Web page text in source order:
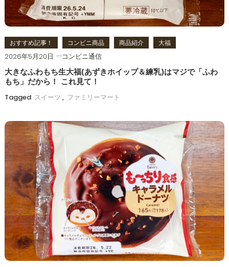
ン
おすすめ記事！ コンビニ商品 商品紹介 大福
2026年5月20日 コンビニ通信
大きなふわもち生大福(あずきホイップ＆練乳)はマジで「ふわ
もち」だから！ これ見て！
Tagged スイーツ , ファミリーマート